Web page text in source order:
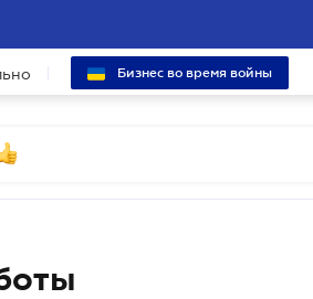
Бизнес во время войны